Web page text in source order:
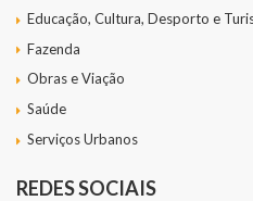
Educação, Cultura, Desporto e
Fazenda
Obras e Viação
Saúde
Serviços Urbanos
REDES SOCIAIS